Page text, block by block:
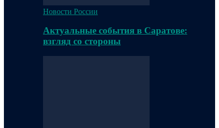
Новости России
Актуальные события в Саратове:
взгляд со стороны